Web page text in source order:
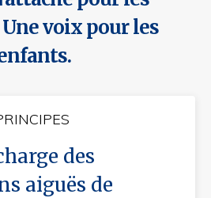
voix pour les
des
aiguës de